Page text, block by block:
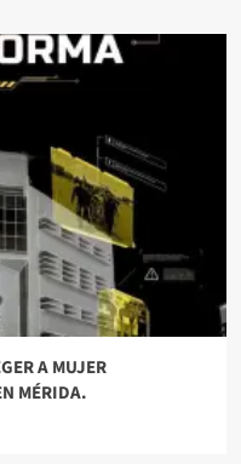
A MUJER
MÉRIDA.